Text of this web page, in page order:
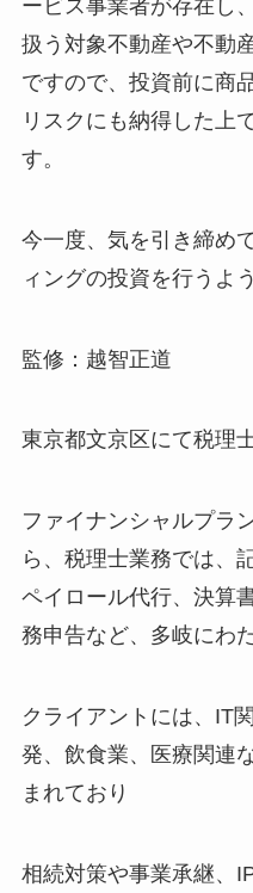
ービス事業者が存在し
扱う対象不動産や不動
ですので、投資前に商
リスクにも納得した上
す。
今一度、気を引き締め
ィングの投資を行うよ
監修：越智正道
東京都文京区にて税理
ファイナンシャルプラ
ら、税理士業務では、
ペイロール代行、決算
務申告など、多岐にわ
クライアントには、IT
発、飲食業、医療関連
まれており
相続対策や事業承継、